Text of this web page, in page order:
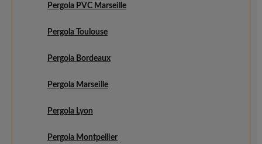
Pergola PVC Marseille
Pergola Toulouse
Pergola Bordeaux
Pergola Marseille
Pergola Lyon
Pergola Montpellier